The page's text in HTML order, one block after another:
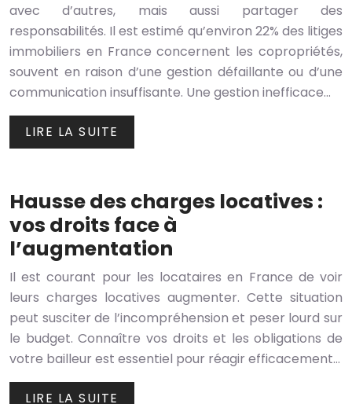
avec d’autres, mais aussi partager des
responsabilités. Il est estimé qu’environ 22% des litiges
immobiliers en France concernent les copropriétés,
souvent en raison d’une gestion défaillante ou d’une
communication insuffisante. Une gestion inefficace…
LIRE LA SUITE
Hausse des charges locatives :
vos droits face à
l’augmentation
Il est courant pour les locataires en France de voir
leurs charges locatives augmenter. Cette situation
peut susciter de l’incompréhension et peser lourd sur
le budget. Connaître vos droits et les obligations de
votre bailleur est essentiel pour réagir efficacement…
LIRE LA SUITE